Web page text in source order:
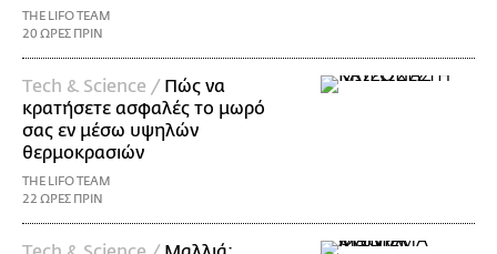
THE LIFO TEAM
20 ΩΡΕΣ ΠΡΙΝ
Τech & Science / Πώς να
κρατήσετε ασφαλές το μωρό
σας εν μέσω υψηλών
θερμοκρασιών
THE LIFO TEAM
22 ΩΡΕΣ ΠΡΙΝ